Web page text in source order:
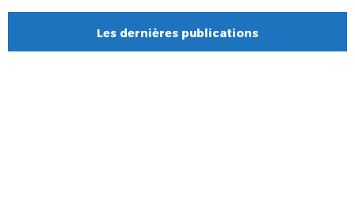
Les dernières publications